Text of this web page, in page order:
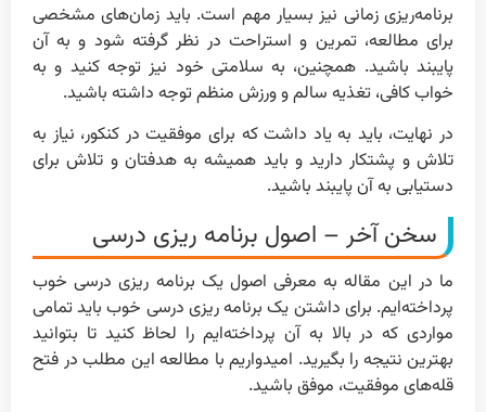
برنامه‌ریزی زمانی نیز بسیار مهم است. باید زمان‌های مشخصی
برای مطالعه، تمرین و استراحت در نظر گرفته شود و به آن
پایبند باشید. همچنین، به سلامتی خود نیز توجه کنید و به
خواب کافی، تغذیه سالم و ورزش منظم توجه داشته باشید.
در نهایت، باید به یاد داشت که برای موفقیت در کنکور، نیاز به
تلاش و پشتکار دارید و باید همیشه به هدفتان و تلاش برای
دستیابی به آن پایبند باشید.
سخن آخر – اصول برنامه ریزی درسی
ما در این مقاله به معرفی اصول یک برنامه ریزی درسی خوب
پرداخته‌ایم. برای داشتن یک برنامه ریزی درسی خوب باید تمامی
مواردی که در بالا به آن پرداخته‌ایم را لحاظ کنید تا بتوانید
بهترین نتیجه را بگیرید. امیدواریم با مطالعه این مطلب در فتح
قله‌های موفقیت، موفق باشید.